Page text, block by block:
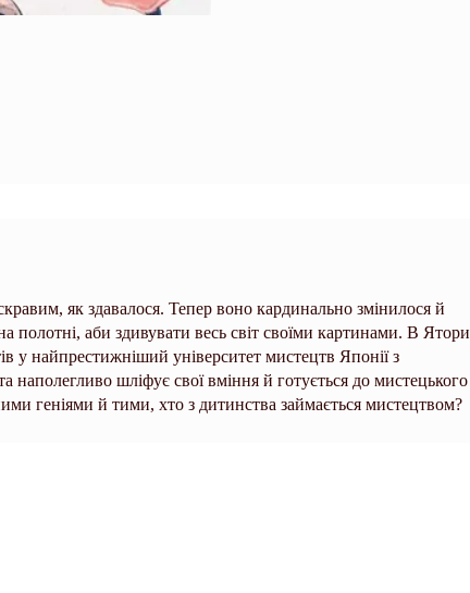
як здавалося. Тепер воно кардинально змінилося й
полотні, аби здивувати весь світ своїми картинами. В Ятори
у найпрестижніший університет мистецтв Японії з
шліфує свої вміння й готується до мистецького
геніями й тими, хто з дитинства займається мистецтвом?